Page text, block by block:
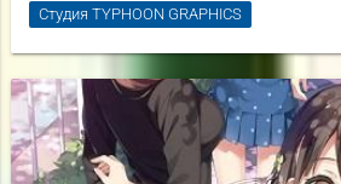
Студия TYPHOON GRAPHICS